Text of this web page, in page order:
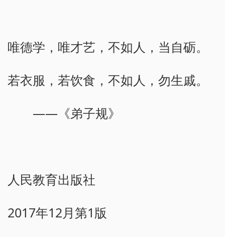
唯德学，唯才艺，不如人，当自砺。
若衣服，若饮食，不如人，勿生戚。
——《弟子规》
人民教育出版社
2017年12月第1版